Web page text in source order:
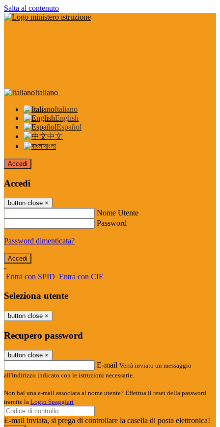
Salta al contenuto
Italiano
Italiano
English
Español
中文
বাংলা
Accedi
Accedi
button close ×
Nome Utente
Password
Password dimenticata?
-
Entra con SPID Entra con CIE
Seleziona utente
button close ×
Recupero password
button close ×
E-mail Verrà inviato un messaggio
all'indirizzo indicato con le istruzioni necessarie.
Non hai una e-mail associata al nome utente? Effettua il reset della password
tramite la Login Spaggiari
E-mail inviata, si prega di controllare la casella di posta elettronica!